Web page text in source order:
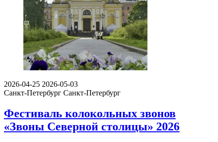
2026-04-25 2026-05-03
Санкт-Петербург Санкт-Петербург
Фестиваль колокольных звонов
«Звоны Северной столицы» 2026